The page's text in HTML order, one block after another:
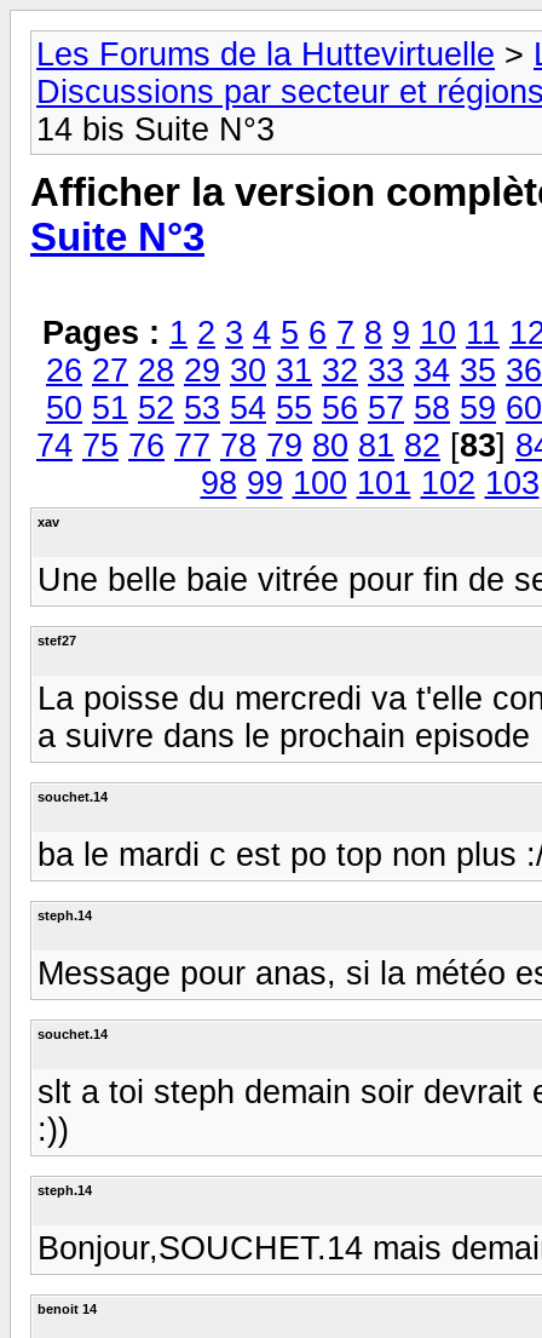
Les Forums de la Huttevirtuelle >
Discussions par secteur et
14 bis Suite N°3
Afficher la version
Suite N°3
Pages : 1 2 3 4 5 6 7 8 9 10 11
26 27 28 29 30 31 32 33 34 35 36
50 51 52 53 54 55 56 57 58 59 60
74 75 76 77 78 79 80 81 82 [83]
98 99 100 101 102 103
xav
Une belle baie vitrée pour fin de
stef27
La poisse du mercredi va t'elle
a suivre dans le prochain episode
souchet.14
ba le mardi c est po top non plus
steph.14
Message pour anas, si la météo
souchet.14
slt a toi steph demain soir devrait
:))
steph.14
Bonjour,SOUCHET.14 mais
benoit 14